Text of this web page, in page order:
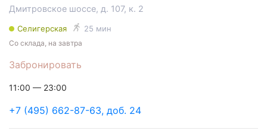
Дмитровское шоссе, д. 107, к. 2
Селигерская 25 мин
Забронировать
Со склада, на завтра
+7 (495) 662-87-63, доб. 24
11:00 — 23:00